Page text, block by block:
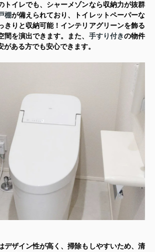
トイレでも、シャーメゾンなら収納力が抜群
棚が備えられており、トイレットペーパーな
きりと収納可能！インテリアグリーンを飾る
間を演出できます。また、 手すり付きの物件
がある方でも安心できます。
デザイン性が高く、掃除もしやすいため、清